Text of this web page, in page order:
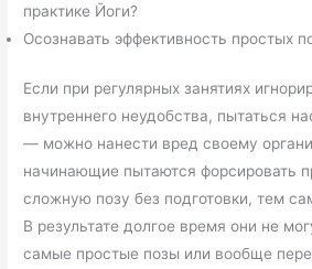
практике Йоги?
Осознавать эффективность простых
Если при регулярных занятиях
внутреннего неудобства, пытаться
— можно нанести вред своему
начинающие пытаются форсировать
сложную позу без подготовки, тем
В результате долгое время они не
самые простые позы или вообще